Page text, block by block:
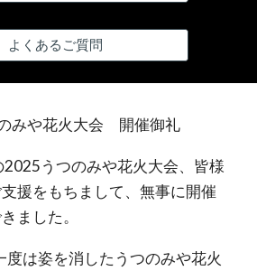
よくあるご質問
みや花火大会 開催御礼
うつのみや花火大会、皆様
援をもちまして、無事に開催
ました。
は姿を消したうつのみや花火